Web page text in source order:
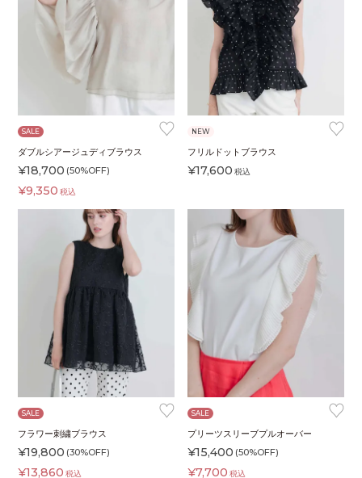
♥
SALE
ダブルシアージュディブラウス
¥18,700 (50%OFF)
¥9,350 税込
♥
NEW
フリルドットブラウス
¥17,600 税込
♥
SALE
フラワー刺繍ブラウス
¥19,800 (30%OFF)
¥13,860 税込
♥
SALE
プリーツスリーブプルオーバー
¥15,400 (50%OFF)
¥7,700 税込